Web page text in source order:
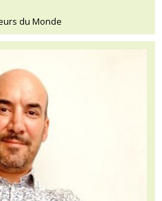
du Monde